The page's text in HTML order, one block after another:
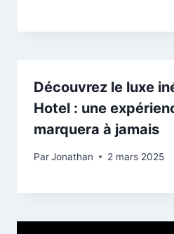
Découvrez le luxe
Hotel : une
marquera à jamais
ParJonathan 2 mars 2025